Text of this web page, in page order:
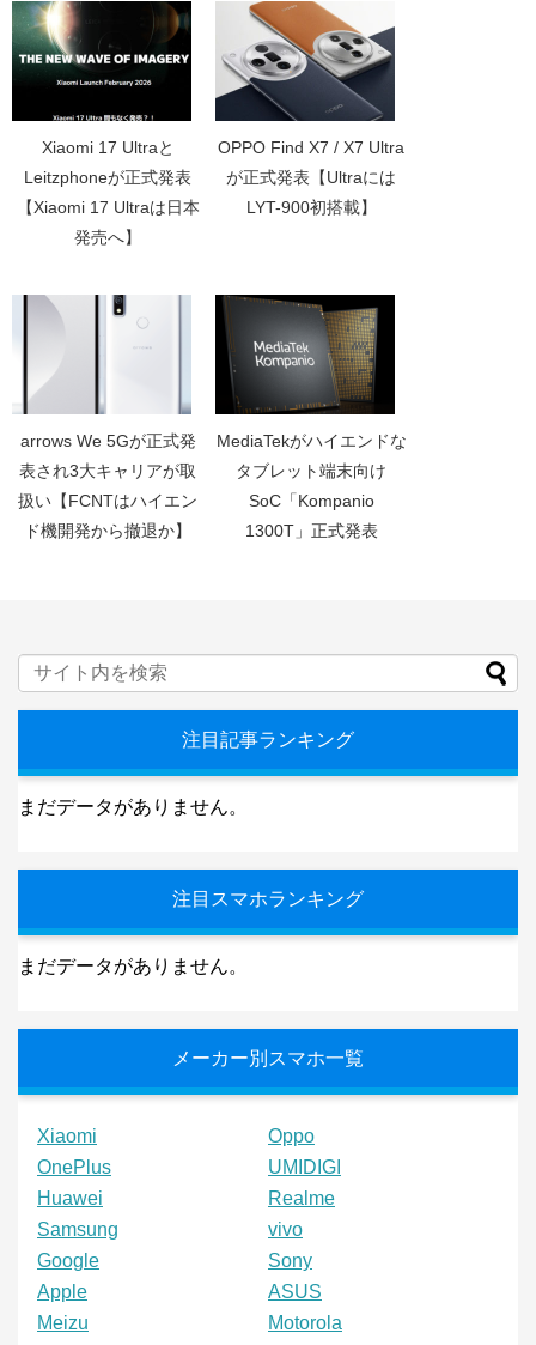
Xiaomi 17 Ultraと
Leitzphoneが正式発表
【Xiaomi 17 Ultraは日本
発売へ】
OPPO Find X7 / X7 Ultra
が正式発表【Ultraには
LYT-900初搭載】
arrows We 5Gが正式発
表され3大キャリアが取
扱い【FCNTはハイエン
ド機開発から撤退か】
MediaTekがハイエンドな
タブレット端末向け
SoC「Kompanio
1300T」正式発表
注目記事ランキング
まだデータがありません。
注目スマホランキング
まだデータがありません。
メーカー別スマホ一覧
Xiaomi
Oppo
OnePlus
UMIDIGI
Huawei
Realme
Samsung
vivo
Google
Sony
Apple
ASUS
Meizu
Motorola